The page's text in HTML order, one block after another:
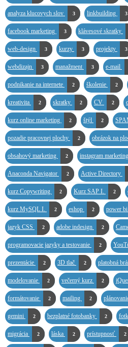
analyza klucovych slov 3 linkbuilding 3
facebook marketing 3 klávesové skratky
web-design 3 kurzy 3 projekty 3
webdizajn 3 manažment 3 e-mail
podnikanie na internete 2 školenie 2
kreativita 2 skratky 2 CV 2
kurz online marketing 2 štýl 2
pozadie pracovnej plochy 2 obrázok na
obsahový marketing 2 instagram marketing
Anaconda Navigator 2 Active Directory
kurz Copywriting 2 Kurz SAP I. 2
kurz MySQL I. 2 eshop 2 power bi
jazyk CSS 2 adobe indesign 2
programovacie jazyky a testovanie 2
prezentácie 2 3D tlač 2 platobná
modelovanie 2 večerný kurz 2
formátovanie 2 mailing 2
gemini 2 bezplatné fotobanky 2
migrácia 2 láska 2 prístupnosť 2